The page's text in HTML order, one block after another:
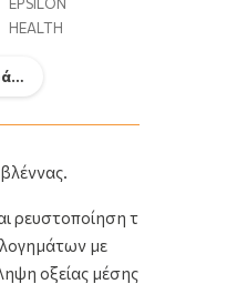
HEALTH
Πως θα το αγοράσω
ρευστοποίηση της
με
οξείας μέσης